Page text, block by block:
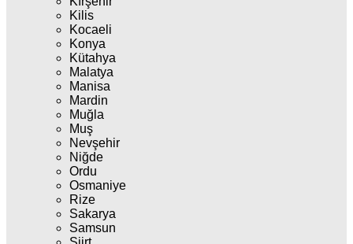
Kilis
Kocaeli
Konya
Kütahya
Malatya
Manisa
Mardin
Muğla
Muş
Nevşehir
Niğde
Ordu
Osmaniye
Rize
Sakarya
Samsun